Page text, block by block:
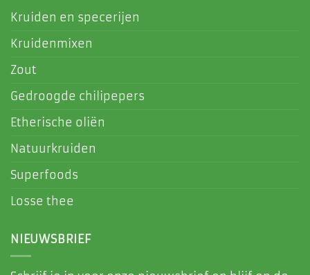
Kruiden en specerijen
Kruidenmixen
Zout
Gedroogde chilipepers
Etherische oliën
Natuurkruiden
Superfoods
Losse thee
NIEUWSBRIEF